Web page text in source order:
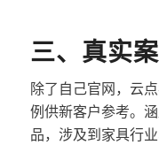
三、真实
除了自己官网，云
例供新客户参考。
品，涉及到家具行